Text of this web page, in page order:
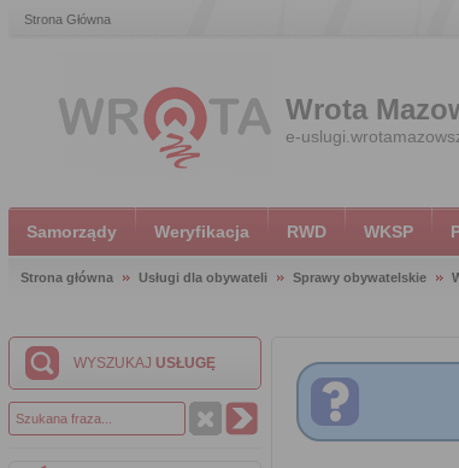
Strona Główna
Wrota
e-
Samorządy Weryfikacja RWD WKSP
Strona główna Usługi dla obywateli Sprawy obywatelskie
WYSZUKAJ USŁUGĘ